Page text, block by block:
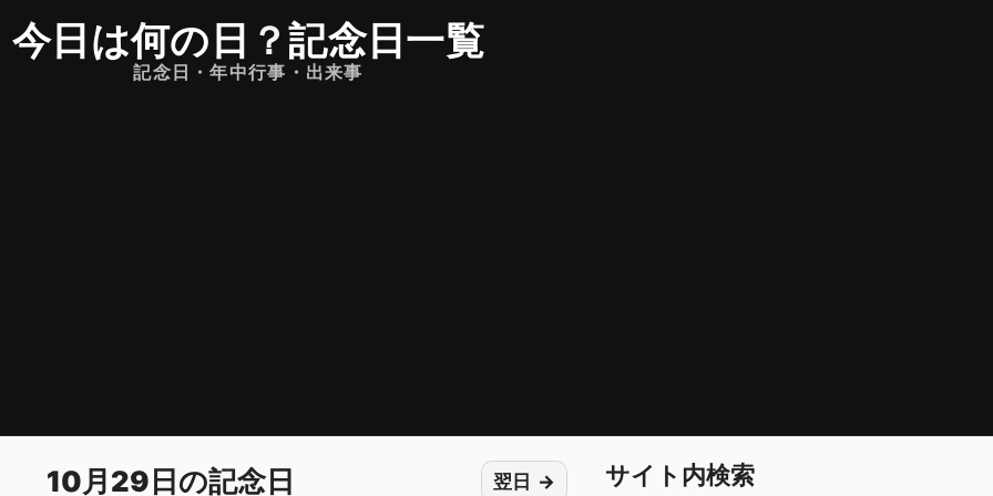
今日は何の日 ？記念日一覧
記念日・年中行事・出来事
10月29日の記念日 翌日 サイト内検索